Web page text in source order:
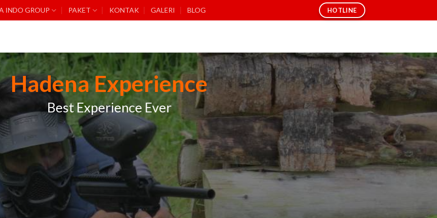
INDO GROUP PAKET KONTAK GALERI BLOG HOTLINE
Hadena Experience
Best Experience Ever